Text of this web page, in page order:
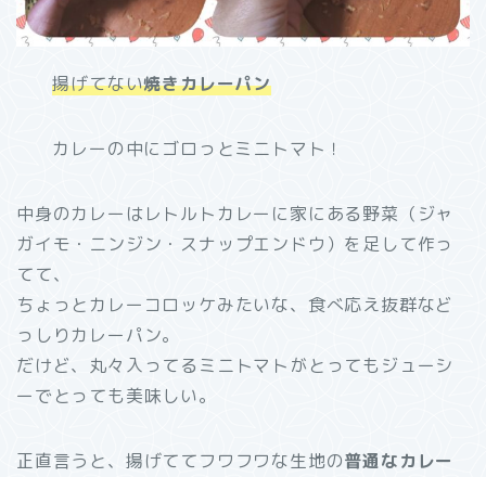
揚げてない焼きカレーパン
カレーの中にゴロっとミニトマト！
中身のカレーはレトルトカレーに家にある野菜（ジャ
ガイモ・ニンジン・スナップエンドウ）を足して作っ
てて、
ちょっとカレーコロッケみたいな、食べ応え抜群など
っしりカレーパン。
だけど、丸々入ってるミニトマトがとってもジューシ
ーでとっても美味しい。
正直言うと、揚げててフワフワな生地の普通なカレー